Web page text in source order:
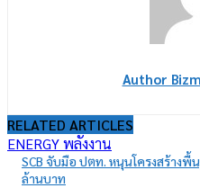
Author
RELATED ARTICLES
ENERGY พลังงาน
SCB จับมือ ปตท. หนุนโครงสร้าง
ล้านบาท